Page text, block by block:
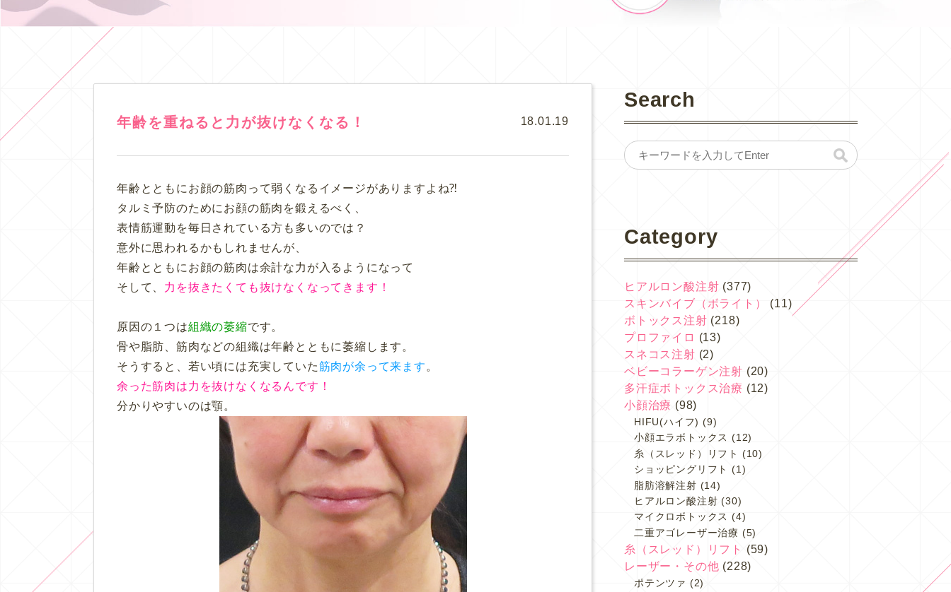
年齢を重ねると力が抜けなくなる！ 18.01.19
年齢とともにお顔の筋肉って弱くなるイメージがありますよね⁈
タルミ予防のためにお顔の筋肉を鍛えるべく、
表情筋運動を毎日されている方も多いのでは？
意外に思われるかもしれませんが、
年齢とともにお顔の筋肉は余計な力が入るようになって
そして、 力を抜きたくても抜けなくなってきます！
原因の１つは組織の萎縮です。
骨や脂肪、筋肉などの組織は年齢とともに萎縮します。
そうすると、若い頃には充実していた筋肉が余って来ます 。
余った筋肉は力を抜けなくなるんです！
分かりやすいのは顎。
Search
Category
ヒアルロン酸注射 (377)
スキンバイブ（ボライト）
(11)
ボトックス注射 (218)
プロファイロ (13)
スネコス注射 (2)
ベビーコラーゲン注射 (20)
多汗症ボトックス治療 (12)
小顔治療 (98)
HIFU(ハイフ) (9)
小顔エラボトックス (12)
糸（スレッド）リフト
(10)
ショッピングリフト
(1)
脂肪溶解注射 (14)
ヒアルロン酸注射 (30)
マイクロボトックス (4)
二重アゴレーザー治療 (5)
糸（スレッド）リフト
(59)
レーザー・その他 (228)
ポテンツァ (2)